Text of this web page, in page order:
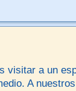
visitar a un
A